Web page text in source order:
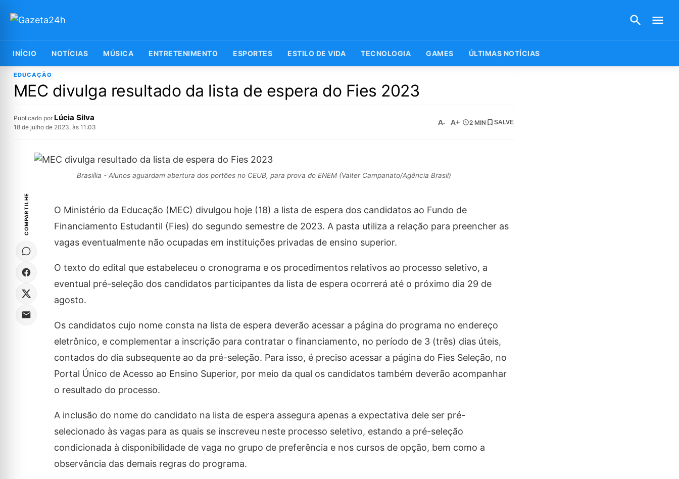
INÍCIO NOTÍCIAS MÚSICA ENTRETENIMENTO ESPORTES ESTILO DE VIDA TECNOLOGIA GAMES ÚLTIMAS NOTÍCIAS
EDUCAÇÃO
MEC divulga resultado da lista de espera do Fies 2023
Publicado por Lúcia Silva
18 de julho de 2023, às 11:03
A- A+ 2 MIN SALVE
Brasiília - Alunos aguardam abertura dos portões no CEUB, para prova do ENEM (Valter Campanato/Agência Brasil)
COMPARTILHE
O Ministério da Educação (MEC) divulgou hoje (18) a lista de espera dos candidatos ao Fundo de
Financiamento Estudantil (Fies) do segundo semestre de 2023. A pasta utiliza a relação para preencher as
vagas eventualmente não ocupadas em instituições privadas de ensino superior.
O texto do edital que estabeleceu o cronograma e os procedimentos relativos ao processo seletivo, a
eventual pré-seleção dos candidatos participantes da lista de espera ocorrerá até o próximo dia 29 de
agosto.
Os candidatos cujo nome consta na lista de espera deverão acessar a página do programa no endereço
eletrônico, e complementar a inscrição para contratar o financiamento, no período de 3 (três) dias úteis,
contados do dia subsequente ao da pré-seleção. Para isso, é preciso acessar a página do Fies Seleção, no
Portal Único de Acesso ao Ensino Superior, por meio da qual os candidatos também deverão acompanhar
o resultado do processo.
A inclusão do nome do candidato na lista de espera assegura apenas a expectativa dele ser pré-
selecionado às vagas para as quais se inscreveu neste processo seletivo, estando a pré-seleção
condicionada à disponibilidade de vaga no grupo de preferência e nos cursos de opção, bem como a
observância das demais regras do programa.